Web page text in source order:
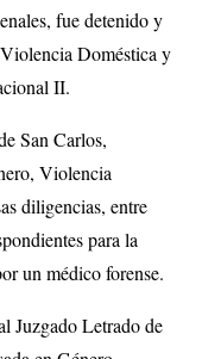
fue detenido y
Doméstica y
II.
San Carlos,
Violencia
diligencias, entre
para la
un médico forense.
Juzgado Letrado de